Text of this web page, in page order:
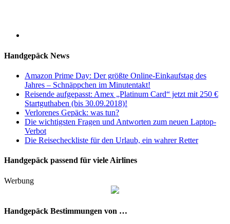
Handgepäck News
Amazon Prime Day: Der größte Online-Einkaufstag des
Jahres – Schnäppchen im Minutentakt!
Reisende aufgepasst: Amex „Platinum Card“ jetzt mit 250 €
Startguthaben (bis 30.09.2018)!
Verlorenes Gepäck: was tun?
Die wichtigsten Fragen und Antworten zum neuen Laptop-
Verbot
Die Reisecheckliste für den Urlaub, ein wahrer Retter
Handgepäck passend für viele Airlines
Werbung
Handgepäck Bestimmungen von …